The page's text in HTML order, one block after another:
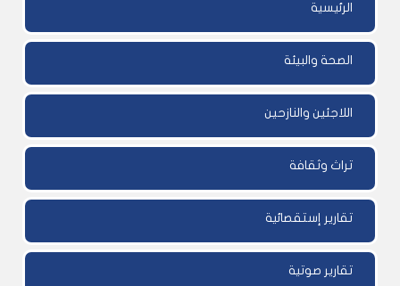
الرئيسية
الصحة والبيئة
اللاجئين والنازحين
تراث وثقافة
تقارير إستقصائية
تقارير صوتية